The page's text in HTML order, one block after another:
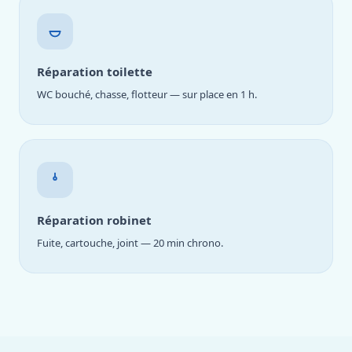
Réparation toilette
WC bouché, chasse, flotteur — sur place en 1 h.
Réparation robinet
Fuite, cartouche, joint — 20 min chrono.